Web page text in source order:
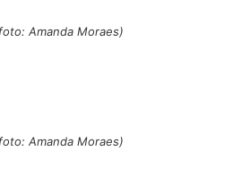
Amanda Moraes)
Amanda Moraes)